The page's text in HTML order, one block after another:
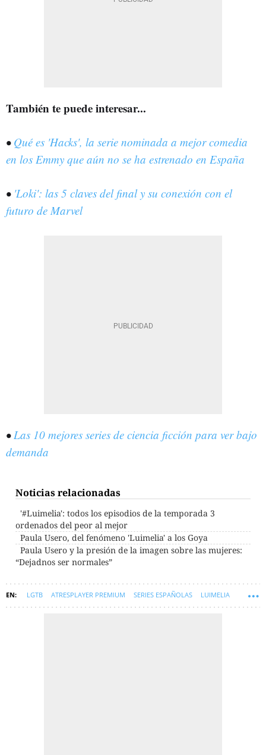
También te puede interesar...
• Qué es 'Hacks', la serie nominada a mejor comedia
en los Emmy que aún no se ha estrenado en España
• 'Loki': las 5 claves del final y su conexión con el
futuro de Marvel
•Las 10 mejores series de ciencia ficción para ver bajo
demanda
Noticias relacionadas
'#Luimelia': todos los episodios de la temporada 3
ordenados del peor al mejor
Paula Usero, del fenómeno 'Luimelia' a los Goya
Paula Usero y la presión de la imagen sobre las mujeres:
“Dejadnos ser normales”
LGTB ATRESPLAYER PREMIUM SERIES ESPAÑOLAS LUIMELIA